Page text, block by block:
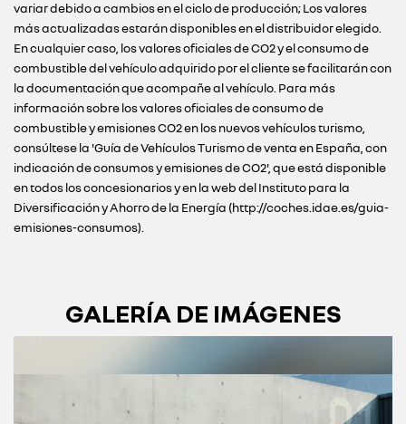
variar debido a cambios en el ciclo de producción; Los valores
más actualizadas estarán disponibles en el distribuidor elegido.
En cualquier caso, los valores oficiales de CO2 y el consumo de
combustible del vehículo adquirido por el cliente se facilitarán con
la documentación que acompañe al vehículo. Para más
información sobre los valores oficiales de consumo de
combustible y emisiones CO2 en los nuevos vehículos turismo,
consúltese la 'Guía de Vehículos Turismo de venta en España, con
indicación de consumos y emisiones de CO2', que está disponible
en todos los concesionarios y en la web del Instituto para la
Diversificación y Ahorro de la Energía (http://coches.idae.es/guia-
emisiones-consumos).
GALERÍA DE IMÁGENES